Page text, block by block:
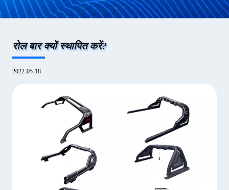
रोल बार क्यों स्थापित करें?
2022-05-18